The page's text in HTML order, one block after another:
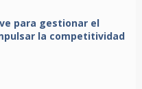
para gestionar el
la competitividad